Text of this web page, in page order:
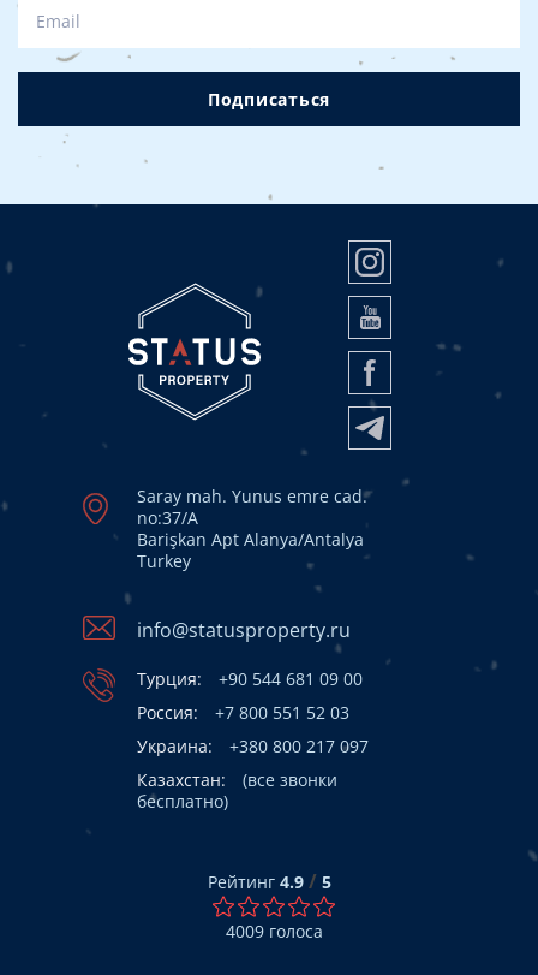
Подписаться
Saray mah. Yunus emre cad.
no:37/A
Barişkan Apt Alanya/Antalya
Turkey
info@statusproperty.ru
Турция:
+90 544 681 09 00
Россия:
+7 800 551 52 03
Украина:
+380 800 217 097
Казахстан:
(все звонки
бесплатно)
Рейтинг 4.9/ 5
4009 голоса